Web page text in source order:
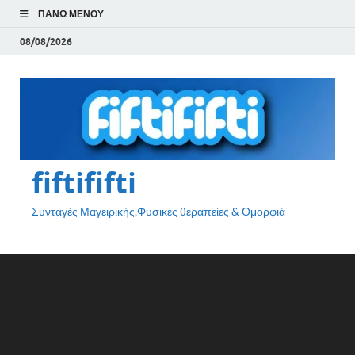
ΠΆΝΩ ΜΕΝΟΎ
08/08/2026
fiftififti
Συνταγές Μαγειρικής,Φυσικές θεραπείες & Ομορφιά